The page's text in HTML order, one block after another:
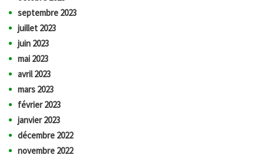
septembre 2023
juillet 2023
juin 2023
mai 2023
avril 2023
mars 2023
février 2023
janvier 2023
décembre 2022
novembre 2022